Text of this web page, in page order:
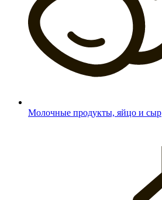
Молочные продукты, яйцо и сыр